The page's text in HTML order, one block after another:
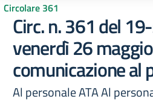
Circolare 361
Circ. n. 361 del
venerdì 26
comunicazione al
Al personale ATA Al